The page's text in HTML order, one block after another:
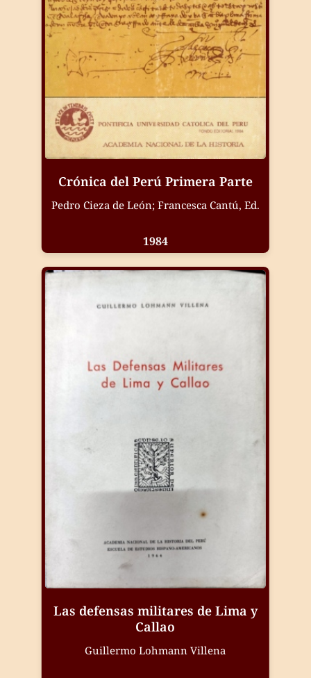
Crónica del Perú Primera Parte
Pedro Cieza de León; Francesca Cantú, Ed.
1984
Las defensas militares de Lima y
Callao
Guillermo Lohmann Villena